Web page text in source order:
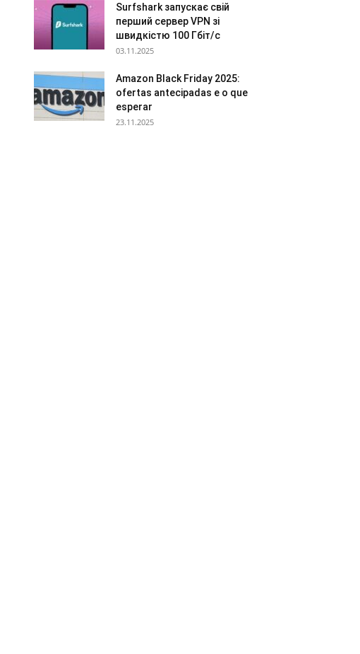
Surfshark запускає свій
перший сервер VPN зі
швидкістю 100 Гбіт/с
03.11.2025
Amazon Black Friday 2025:
ofertas antecipadas e o que
esperar
23.11.2025